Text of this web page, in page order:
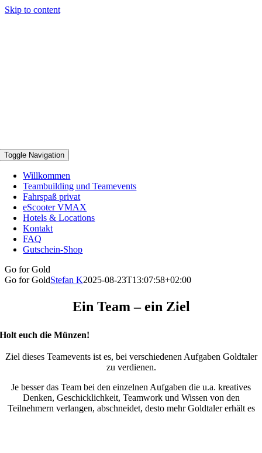
Skip to content
Toggle Navigation
Willkommen
Teambuilding und Teamevents
Fahrspaß privat
eScooter VMAX
Hotels & Locations
Kontakt
FAQ
Gutschein-Shop
Go for Gold
Go for GoldStefan K2025-08-23T13:07:58+02:00
Ein Team – ein Ziel
Holt euch die Münzen!
Ziel dieses Teamevents ist es, bei verschiedenen Aufgaben Goldtaler
zu verdienen.
Je besser das Team bei den einzelnen Aufgaben die u.a. kreatives
Denken, Geschicklichkeit, Teamwork und Wissen von den
Teilnehmern verlangen, abschneidet, desto mehr Goldtaler erhält es